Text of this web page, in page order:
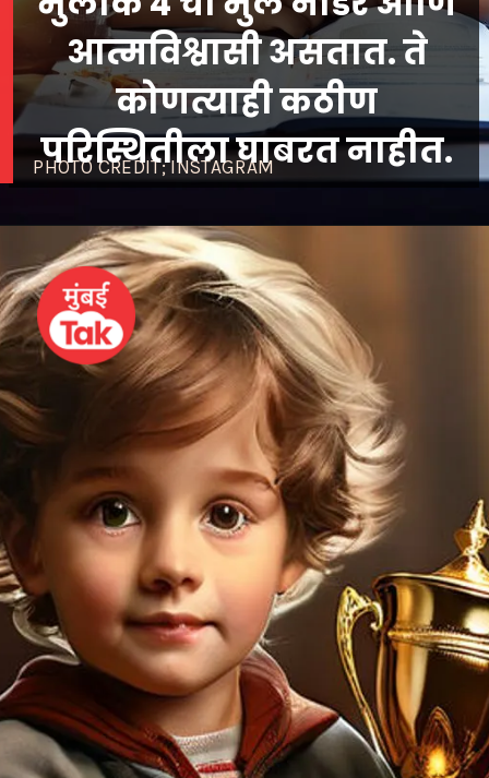
PHOTO CREDIT; INSTAGRAM
आत्मविश्वासी असतात. ते
कोणत्याही कठीण
परिस्थितीला घाबरत नाहीत.